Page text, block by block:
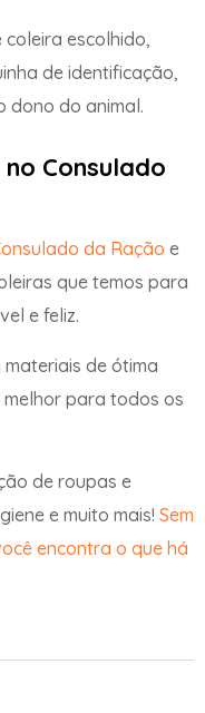
escolhido,
de identificação,
dono do animal.
Consulado
da Ração e
que temos para
e feliz.
de ótima
para todos os
de roupas e
e muito mais! Sem
encontra o que há